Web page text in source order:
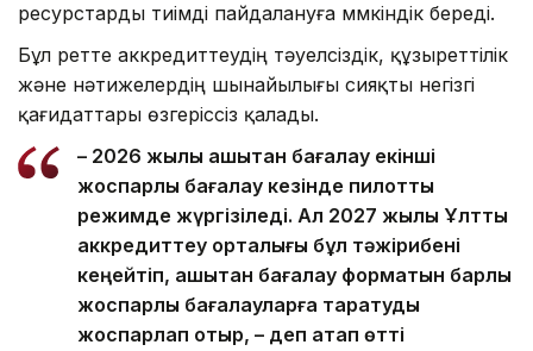
ресурстарды тиімді пайдалануға мүмкіндік береді.
Бұл ретте аккредиттеудің тәуелсіздік, құзыреттілік
және нәтижелердің шынайылығы сияқты негізгі
қағидаттары өзгеріссіз қалады.
– 2026 жылы қашықтан бағалау екінші
жоспарлы бағалау кезінде пилоттық
режимде жүргізіледі. Ал 2027 жылы Ұлттық
аккредиттеу орталығы бұл тәжірибені
кеңейтіп, қашықтан бағалау форматын барлық
жоспарлы бағалауларға таратуды
жоспарлап отыр, – деп атап өтті